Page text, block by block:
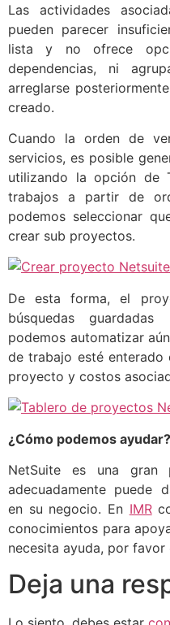
Las actividades
pueden parecer
lista y no ofrece
dependencias, ni
arreglarse
creado.
Cuando la orden de
servicios, es posible
utilizando la opción de
trabajos a partir de
podemos seleccionar
crear sub proyectos.
De esta forma, el
búsquedas
podemos automatizar
de trabajo esté enterado
proyecto y costos
¿Cómo podemos ayudar?
NetSuite es una gran
adecuadamente puede
en su negocio. En IMR
conocimientos para
necesita ayuda, por favor
Deja una